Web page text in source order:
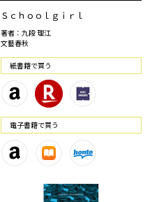
Ｓｃｈｏｏｌｇｉｒｌ
著者：九段 理江
文藝春秋
紙書籍で買う
電⼦書籍で買う